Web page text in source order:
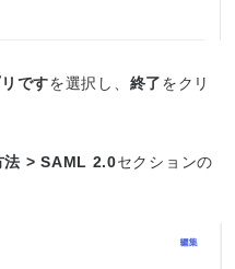
ですを選択し、 終了をクリ
法 > SAML 2.0セクションの